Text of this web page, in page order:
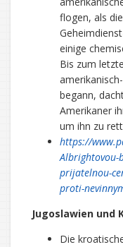
flogen, als
einige
Bis zum
begann,
Amerikaner
um ihn zu
https://
Albrightovou-
prijatelnou-
proti-
Jugoslawien und
Die